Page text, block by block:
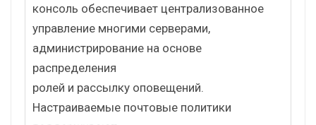
консоль обеспечивает централизованное
управление многими серверами,
администрирование на основе
распределения
ролей и рассылку оповещений.
Настраиваемые почтовые политики